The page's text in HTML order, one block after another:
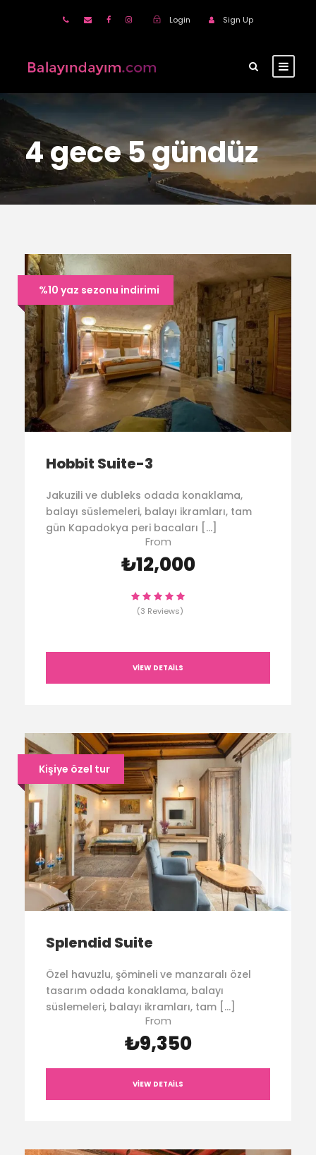
Login Sign Up
4 gece 5 gündüz
%10 yaz sezonu indirimi
Hobbit Suite-3
Jakuzili ve dubleks odada konaklama,
balayı süslemeleri, balayı ikramları, tam
gün Kapadokya peri bacaları […]
From
₺12,000
(3 Reviews)
VIEW DETAILS
Kişiye özel tur
Splendid Suite
Özel havuzlu, şömineli ve manzaralı özel
tasarım odada konaklama, balayı
süslemeleri, balayı ikramları, tam […]
From
₺9,350
VIEW DETAILS